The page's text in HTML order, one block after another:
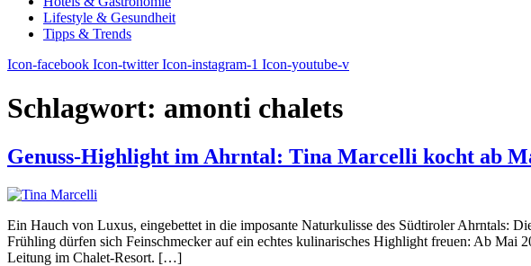
Lifestyle & Gesundheit
Tipps & Trends
Icon-facebook Icon-twitter Icon-instagram-1 Icon-youtube-v
Schlagwort: amonti chalets
Genuss-Highlight im Ahrntal: Tina Marcelli kocht ab
Ein Hauch von Luxus, eingebettet in die imposante Naturkulisse des Südtiroler Ahrntals:
Frühling dürfen sich Feinschmecker auf ein echtes kulinarisches Highlight freuen: Ab Mai
Leitung im Chalet-Resort. […]